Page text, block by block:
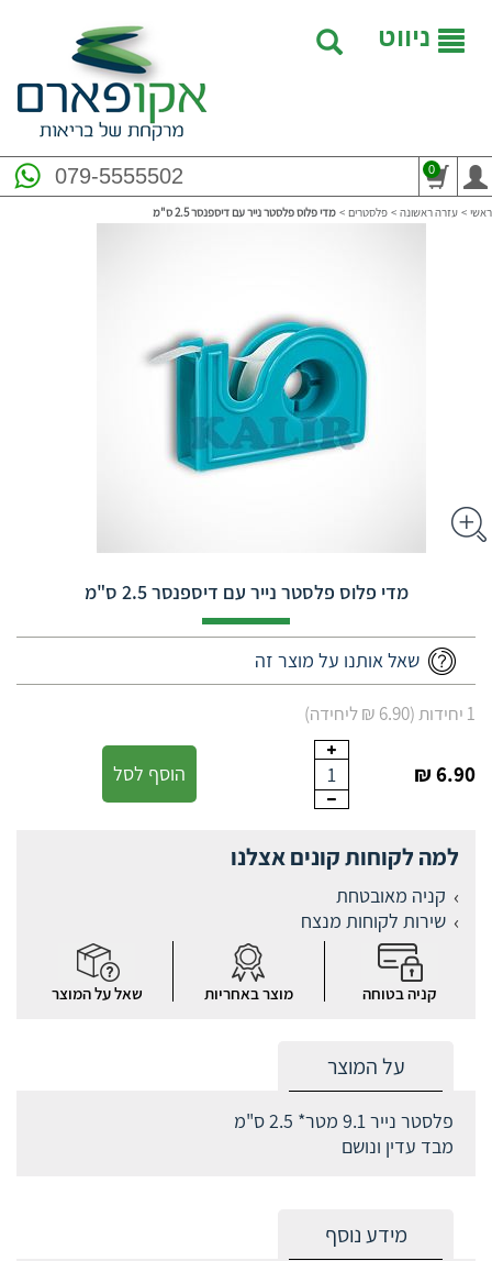
ניווט
079-5555502 0
ראשי > עזרה ראשונה > פלסטרים > מדי פלוס פלסטר נייר עם דיספנסר 2.5 ס"מ
מדי פלוס פלסטר נייר עם דיספנסר 2.5 ס"מ
שאל אותנו על מוצר זה
1 יחידות (6.90 ₪ ליחידה)
6.90 ₪
1 הוסף לסל
למה לקוחות קונים אצלנו
קניה מאובטחת
שירות לקוחות מנצח
קניה בטוחה מוצר באחריות שאל על המוצר
על המוצר
פלסטר נייר 9.1 מטר* 2.5 ס"מ
מבד עדין ונושם
מידע נוסף